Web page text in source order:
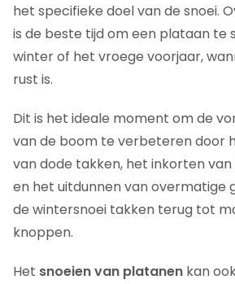
het specifieke doel van de snoei.
is de beste tijd om een plataan te
winter of het vroege voorjaar,
rust is.
Dit is het ideale moment om de
van de boom te verbeteren door
van dode takken, het inkorten
en het uitdunnen van overmatige
de wintersnoei takken terug tot
knoppen.
Het snoeien van platanen kan